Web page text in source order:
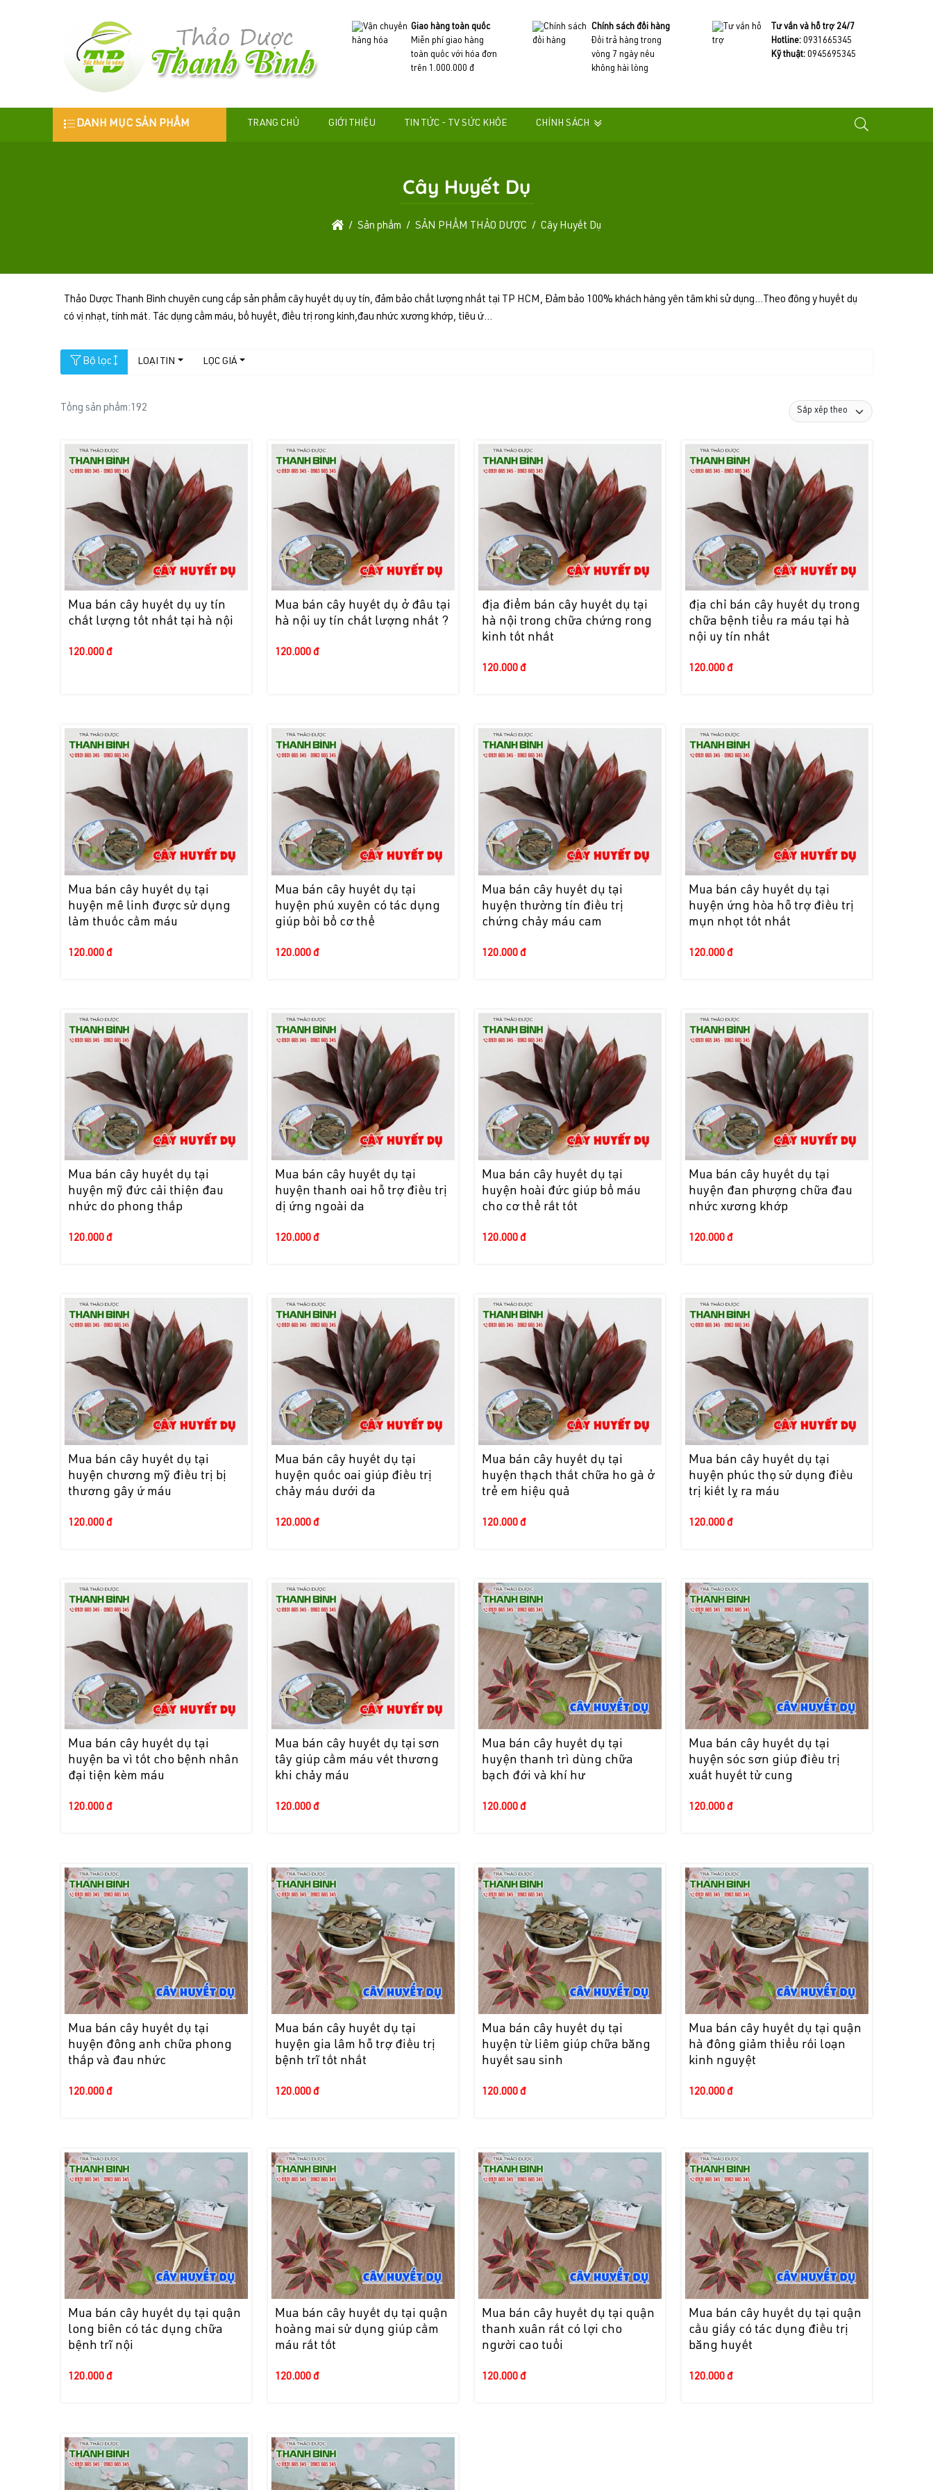
Giao hàng toàn quốc
Miễn phí giao hàng
toàn quốc với hóa đơn
trên 1.000.000 đ
Chính sách đổi hàng
Đổi trả hàng trong
vòng 7 ngày nếu
không hài lòng
Tư vấn và hỗ trợ 24/7
Hotline:0931665345
Kỹ thuật: 0945695345
DANH MỤC SẢN PHẨM TRANG CHỦ GIỚI THIỆU TIN TỨC - TV SỨC KHỎE CHÍNH SÁCH
Cây Huyết Dụ
Sản phẩm SẢN PHẨM THẢO DƯỢC Cây Huyết Dụ
Thảo Dược Thanh Bình chuyên cung cấp sản phẩm cây huyết dụ uy tín, đảm bảo chất lượng nhất tại TP HCM, Đảm bảo 100% khách hàng yên tâm khi sử dụng...Theo đông y huyết dụ
có vị nhạt, tính mát. Tác dụng cầm máu, bổ huyết, điều trị rong kinh,đau nhức xương khớp, tiêu ứ…
Bộ lọc LOẠI TIN LỌC GIÁ
Tổng sản phẩm: 192
Mua bán cây huyết dụ uy tín
chất lượng tốt nhất tại hà nội
120.000 đ
Mua bán cây huyết dụ ở đâu tại
hà nội uy tín chất lượng nhất ?
120.000 đ
địa điểm bán cây huyết dụ tại
hà nội trong chữa chứng rong
kinh tốt nhất
120.000 đ
địa chỉ bán cây huyết dụ trong
chữa bệnh tiểu ra máu tại hà
nội uy tín nhất
120.000 đ
Mua bán cây huyết dụ tại
huyện mê linh được sử dụng
làm thuốc cầm máu
120.000 đ
Mua bán cây huyết dụ tại
huyện phú xuyên có tác dụng
giúp bồi bổ cơ thể
120.000 đ
Mua bán cây huyết dụ tại
huyện thường tín điều trị
chứng chảy máu cam
120.000 đ
Mua bán cây huyết dụ tại
huyện ứng hòa hỗ trợ điều trị
mụn nhọt tốt nhất
120.000 đ
Mua bán cây huyết dụ tại
huyện mỹ đức cải thiện đau
nhức do phong thấp
120.000 đ
Mua bán cây huyết dụ tại
huyện thanh oai hỗ trợ điều trị
dị ứng ngoài da
120.000 đ
Mua bán cây huyết dụ tại
huyện hoài đức giúp bổ máu
cho cơ thể rất tốt
120.000 đ
Mua bán cây huyết dụ tại
huyện đan phượng chữa đau
nhức xương khớp
120.000 đ
Mua bán cây huyết dụ tại
huyện chương mỹ điều trị bị
thương gây ứ máu
120.000 đ
Mua bán cây huyết dụ tại
huyện quốc oai giúp điều trị
chảy máu dưới da
120.000 đ
Mua bán cây huyết dụ tại
huyện thạch thất chữa ho gà ở
trẻ em hiệu quả
120.000 đ
Mua bán cây huyết dụ tại
huyện phúc thọ sử dụng điều
trị kiết lỵ ra máu
120.000 đ
Mua bán cây huyết dụ tại
huyện ba vì tốt cho bệnh nhân
đại tiện kèm máu
120.000 đ
Mua bán cây huyết dụ tại sơn
tây giúp cầm máu vết thương
khi chảy máu
120.000 đ
Mua bán cây huyết dụ tại
huyện thanh trì dùng chữa
bạch đới và khí hư
120.000 đ
Mua bán cây huyết dụ tại
huyện sóc sơn giúp điều trị
xuất huyết tử cung
120.000 đ
Mua bán cây huyết dụ tại
huyện đông anh chữa phong
thấp và đau nhức
120.000 đ
Mua bán cây huyết dụ tại
huyện gia lâm hỗ trợ điều trị
bệnh trĩ tốt nhất
120.000 đ
Mua bán cây huyết dụ tại
huyện từ liêm giúp chữa băng
huyết sau sinh
120.000 đ
Mua bán cây huyết dụ tại quận
hà đông giảm thiểu rối loạn
kinh nguyệt
120.000 đ
Mua bán cây huyết dụ tại quận
long biên có tác dụng chữa
bệnh trĩ nội
120.000 đ
Mua bán cây huyết dụ tại quận
hoàng mai sử dụng giúp cầm
máu rất tốt
120.000 đ
Mua bán cây huyết dụ tại quận
thanh xuân rất có lợi cho
người cao tuổi
120.000 đ
Mua bán cây huyết dụ tại quận
cầu giấy có tác dụng điều trị
băng huyết
120.000 đ